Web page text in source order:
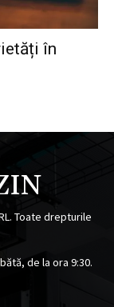
în
Toate drepturile
de la ora 9:30.